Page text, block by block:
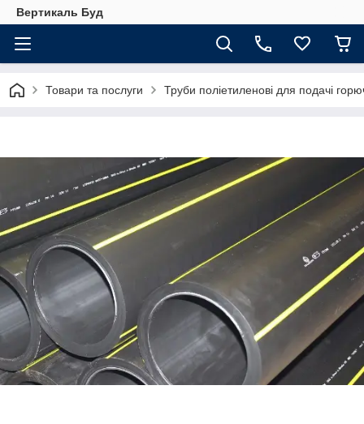
Вертикаль Буд
Товари та послуги Труби поліетиленові для подачі